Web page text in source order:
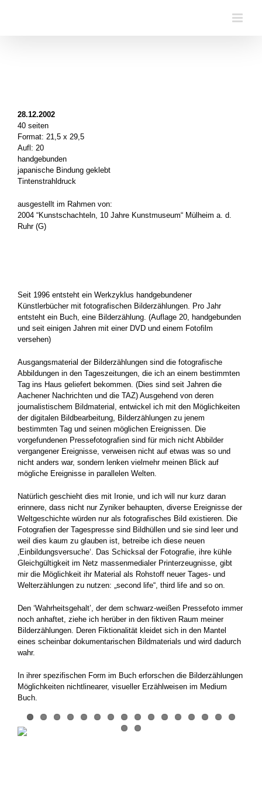
28.12.2002
40 seiten
Format: 21,5 x 29,5
Aufl: 20
handgebunden
japanische Bindung geklebt
Tintenstrahldruck
ausgestellt im Rahmen von:
2004 “Kunstschachteln, 10 Jahre Kunstmuseum“ Mülheim a. d.
Ruhr (G)
Seit 1996 entsteht ein Werkzyklus handgebundener
Künstlerbücher mit fotografischen Bilderzählungen. Pro Jahr
entsteht ein Buch, eine Bilderzählung. (Auflage 20, handgebunden
und seit einigen Jahren mit einer DVD und einem Fotofilm
versehen)
Ausgangsmaterial der Bilderzählungen sind die fotografische
Abbildungen in den Tageszeitungen, die ich an einem bestimmten
Tag ins Haus geliefert bekommen. (Dies sind seit Jahren die
Aachener Nachrichten und die TAZ) Ausgehend von deren
journalistischem Bildmaterial, entwickel ich mit den Möglichkeiten
der digitalen Bildbearbeitung, Bilderzählungen zu jenem
bestimmten Tag und seinen möglichen Ereignissen. Die
vorgefundenen Pressefotografien sind für mich nicht Abbilder
vergangener Ereignisse, verweisen nicht auf etwas was so und
nicht anders war, sondern lenken vielmehr meinen Blick auf
mögliche Ereignisse in parallelen Welten.
Natürlich geschieht dies mit Ironie, und ich will nur kurz daran
erinnere, dass nicht nur Zyniker behaupten, diverse Ereignisse der
Weltgeschichte würden nur als fotografisches Bild existieren. Die
Fotografien der Tagespresse sind Bildhüllen und sie sind leer und
weil dies kaum zu glauben ist, betreibe ich diese neuen
‚Einbildungsversuche‘. Das Schicksal der Fotografie, ihre kühle
Gleichgültigkeit im Netz massenmedialer Printerzeugnisse, gibt
mir die Möglichkeit ihr Material als Rohstoff neuer Tages- und
Welterzählungen zu nutzen: „second life“, third life and so on.
Den ‘Wahrheitsgehalt’, der dem schwarz-weißen Pressefoto immer
noch anhaftet, ziehe ich herüber in den fiktiven Raum meiner
Bilderzählungen. Deren Fiktionalität kleidet sich in den Mantel
eines scheinbar dokumentarischen Bildmaterials und wird dadurch
wahr.
In ihrer spezifischen Form im Buch erforschen die Bilderzählungen
Möglichkeiten nichtlinearer, visueller Erzählweisen im Medium
Buch.